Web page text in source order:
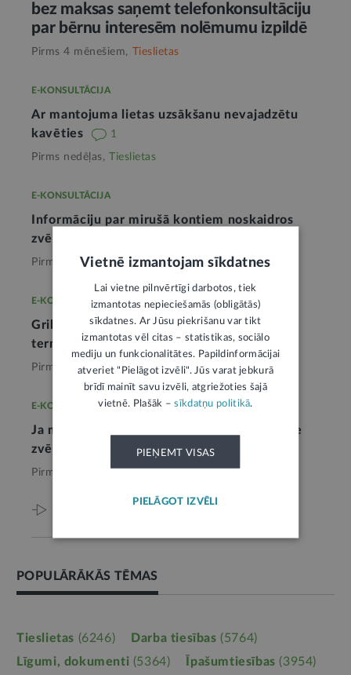
bez maksas saņemt telefonkonsultāciju
par bērnu interesēm nolēmumu izpildē
Pirms 4 mēnešiem, Tieslietas
E-KONSULTĀCIJA
Ar mantojuma lietas uzsākšanu nevajadzētu
kavēties
1
Pirms nedēļas, Tieslietas
E-KONSULTĀCIJA
Informāciju par mirušā kontiem noskaidros
zvērināts notārs
Pirms nedēļas, Tieslietas
E-KONSULTĀCIJA
Griba mantot jāizsaka notāra izsludinātajā
termiņā
Pirms 2 mēnešiem, Tieslietas
E-KONSULTĀCIJA
Ja mantojuma lieta nav uzsākta, jāvēršas pie
zvērināta notāra
1
Pirms 3 mēnešiem,
POPULĀRĀKĀS TĒMAS
Tieslietas (6246) Darba tiesības (5764)
Līgumi, dokumenti (5364) Īpašumtiesības (3954)
Vietnē izmantojam sīkdatnes
Lai vietne pilnvērtīgi darbotos, tiek
izmantotas nepieciešamās (obligātās)
sīkdatnes. Ar Jūsu piekrišanu var tikt
izmantotas vēl citas – statistikas, sociālo
mediju un funkcionalitātes. Papildinformācijai
atveriet "Pielāgot izvēli". Jūs varat jebkurā
brīdī mainīt savu izvēli, atgriežoties šajā
vietnē. Plašāk –sīkdatņu politikā.
PIEŅEMT VISAS
PIELĀGOT IZVĒLI